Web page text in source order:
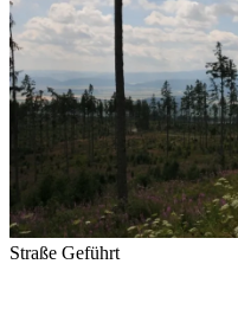
Straße Geführt